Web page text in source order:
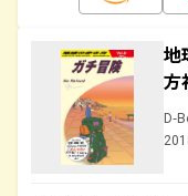
地
方
D-